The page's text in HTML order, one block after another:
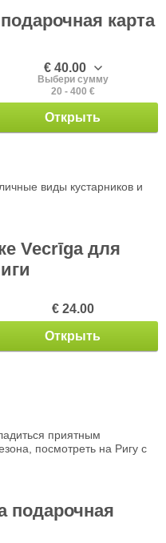
карта
€ 40.00
Выбери сумму
20 - 400 €
Открыть
виды кустарников и
Vecrīgа для
€ 24.00
Открыть
приятным
посмотреть на Ригу с
подарочная